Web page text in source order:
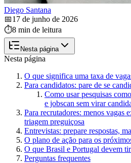
Diego Santana
📅17 de junho de 2026
⏱️8 min de leitura
Nesta página
Nesta página
O que significa uma taxa de
Para candidatos: pare de se
Como usar pesquisas
e jobscan sem virar
Para recrutadores: menos vagas
triagem preguiçosa
Entrevistas: prepare respostas,
O plano de ação para os
O que Brasil e Portugal devem
Perguntas frequentes